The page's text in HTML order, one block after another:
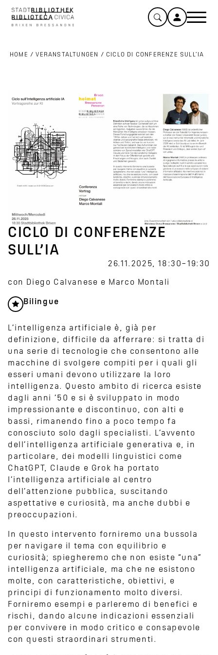
HOME /VERANSTALTUNGEN /CICLO DI CONFERENZE SULL’IA
CICLO DI CONFERENZE
SULL’IA
26.11.2025, 18:30–19:30
con Diego Calvanese e Marco Montali
Bilingue
L’intelligenza artificiale è, già per
definizione, difficile da afferrare: si tratta di
una serie di tecnologie che consentono alle
macchine di svolgere compiti per i quali gli
esseri umani devono utilizzare la loro
intelligenza. Questo ambito di ricerca esiste
dagli anni ’50 e si è sviluppato in modo
impressionante e discontinuo, con alti e
bassi, rimanendo fino a poco tempo fa
conosciuto solo dagli specialisti. L’avvento
dell’intelligenza artificiale generativa e, in
particolare, dei modelli linguistici come
ChatGPT, Claude e Grok ha portato
l’intelligenza artificiale al centro
dell’attenzione pubblica, suscitando
aspettative e curiosità, ma anche dubbi e
preoccupazioni.
In questo intervento forniremo una bussola
per navigare il tema con equilibrio e
curiosità; spiegheremo che non esiste “una”
intelligenza artificiale, ma che ne esistono
molte, con caratteristiche, obiettivi, e
principi di funzionamento molto diversi.
Forniremo esempi e parleremo di benefici e
rischi, dando alcune indicazioni essenziali
per convivere in modo critico e consapevole
con questi straordinari strumenti.